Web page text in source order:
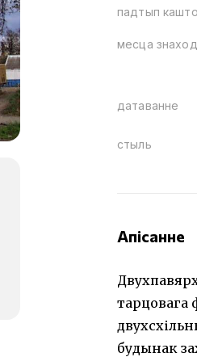
падтып
месца
датаванне
стыль
Апісанне
тарцовага
будынак